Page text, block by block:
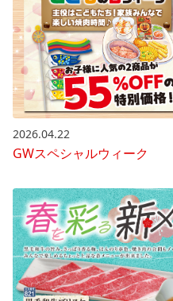
2026.04.22
GWスペシャルウィーク